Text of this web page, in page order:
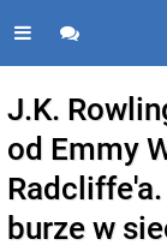
J.K.
od Emmy
burze w